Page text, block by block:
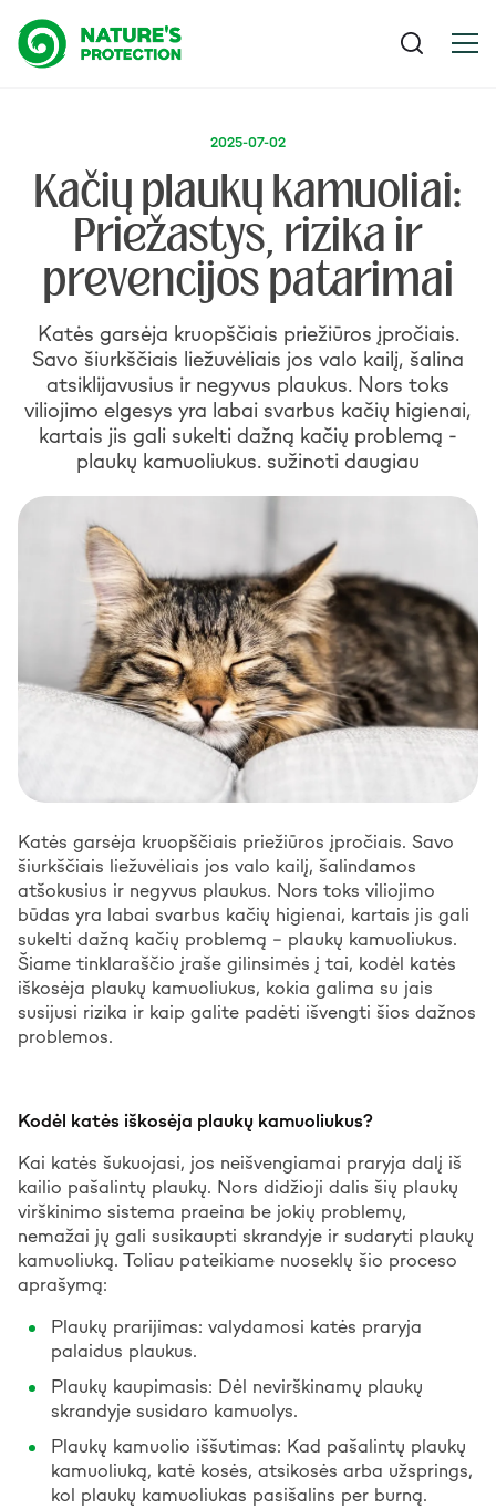
2025-07-02
Kačių plaukų kamuoliai:
Priežastys, rizika ir
prevencijos patarimai
Katės garsėja kruopščiais priežiūros įpročiais.
Savo šiurkščiais liežuvėliais jos valo kailį, šalina
atsiklijavusius ir negyvus plaukus. Nors toks
viliojimo elgesys yra labai svarbus kačių higienai,
kartais jis gali sukelti dažną kačių problemą -
plaukų kamuoliukus. sužinoti daugiau
Katės garsėja kruopščiais priežiūros įpročiais. Savo
šiurkščiais liežuvėliais jos valo kailį, šalindamos
atšokusius ir negyvus plaukus. Nors toks viliojimo
būdas yra labai svarbus kačių higienai, kartais jis gali
sukelti dažną kačių problemą – plaukų kamuoliukus.
Šiame tinklaraščio įraše gilinsimės į tai, kodėl katės
iškosėja plaukų kamuoliukus, kokia galima su jais
susijusi rizika ir kaip galite padėti išvengti šios dažnos
problemos.
Kodėl katės iškosėja plaukų kamuoliukus?
Kai katės šukuojasi, jos neišvengiamai praryja dalį iš
kailio pašalintų plaukų. Nors didžioji dalis šių plaukų
virškinimo sistema praeina be jokių problemų,
nemažai jų gali susikaupti skrandyje ir sudaryti plaukų
kamuoliuką. Toliau pateikiame nuoseklų šio proceso
aprašymą:
Plaukų prarijimas: valydamosi katės praryja
palaidus plaukus.
Plaukų kaupimasis: Dėl nevirškinamų plaukų
skrandyje susidaro kamuolys.
Plaukų kamuolio iššutimas: Kad pašalintų plaukų
kamuoliuką, katė kosės, atsikosės arba užsprings,
kol plaukų kamuoliukas pasišalins per burną.